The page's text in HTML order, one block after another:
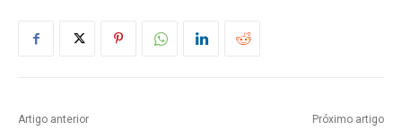
Artigo anterior Próximo artigo